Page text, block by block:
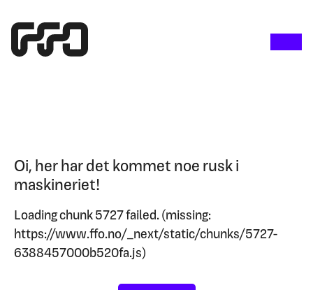
Oi, her har det kommet noe rusk i
maskineriet!
Loading chunk 5727 failed. (missing:
https://www.ffo.no/_next/static/chunks/5727-
6388457000b520fa.js)